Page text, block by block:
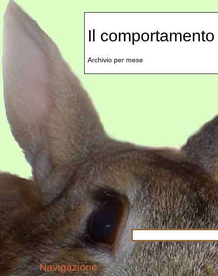
Il
Archivio per mese
Navigazione